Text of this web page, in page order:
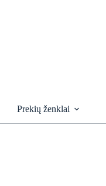
Prekių ženklai